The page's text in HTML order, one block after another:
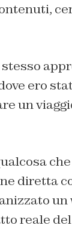
ero
un
diretta
reale